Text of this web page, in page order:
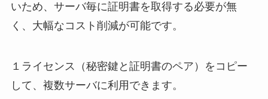
いため、サーバ毎に証明書を取得する必要が無
く、大幅なコスト削減が可能です。
１ライセンス（秘密鍵と証明書のペア）をコピー
して、複数サーバに利用できます。